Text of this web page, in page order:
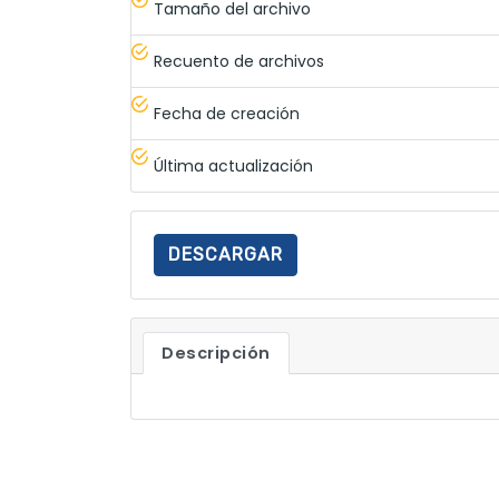
Tamaño del archivo
Recuento de archivos
Fecha de creación
Última actualización
DESCARGAR
Descripción